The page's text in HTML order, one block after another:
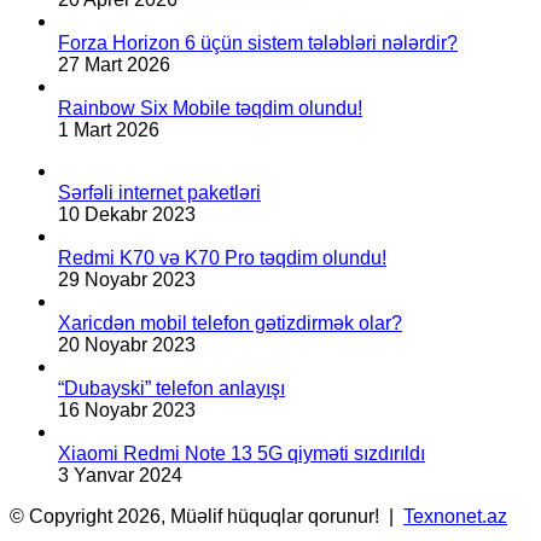
Forza Horizon 6 üçün sistem tələbləri nələrdir?
27 Mart 2026
Rainbow Six Mobile təqdim olundu!
1 Mart 2026
Sərfəli internet paketləri
10 Dekabr 2023
Redmi K70 və K70 Pro təqdim olundu!
29 Noyabr 2023
Xaricdən mobil telefon gətizdirmək olar?
20 Noyabr 2023
“Dubayski” telefon anlayışı
16 Noyabr 2023
Xiaomi Redmi Note 13 5G qiyməti sızdırıldı
3 Yanvar 2024
© Copyright 2026, Müəlif hüquqlar qorunur! | Texnonet.az